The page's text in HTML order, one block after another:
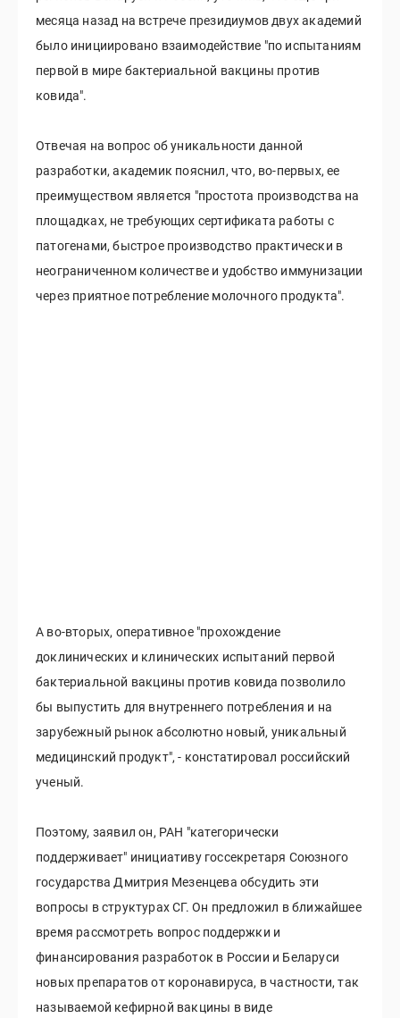
месяца назад на встрече президиумов двух академий
было инициировано взаимодействие "по испытаниям
первой в мире бактериальной вакцины против
ковида".
Отвечая на вопрос об уникальности данной
разработки, академик пояснил, что, во-первых, ее
преимуществом является "простота производства на
площадках, не требующих сертификата работы с
патогенами, быстрое производство практически в
неограниченном количестве и удобство иммунизации
через приятное потребление молочного продукта".
А во-вторых, оперативное "прохождение
доклинических и клинических испытаний первой
бактериальной вакцины против ковида позволило
бы выпустить для внутреннего потребления и на
зарубежный рынок абсолютно новый, уникальный
медицинский продукт", - констатировал российский
ученый.
Поэтому, заявил он, РАН "категорически
поддерживает" инициативу госсекретаря Союзного
государства Дмитрия Мезенцева обсудить эти
вопросы в структурах СГ. Он предложил в ближайшее
время рассмотреть вопрос поддержки и
финансирования разработок в России и Беларуси
новых препаратов от коронавируса, в частности, так
называемой кефирной вакцины в виде